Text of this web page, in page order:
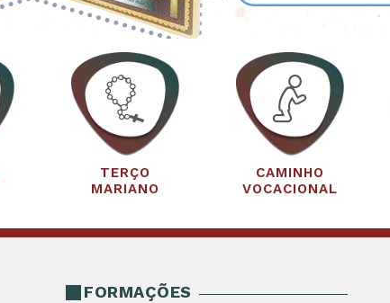
TERÇO
MARIANO
CAMINHO
VOCACIONAL
FORMAÇÕES